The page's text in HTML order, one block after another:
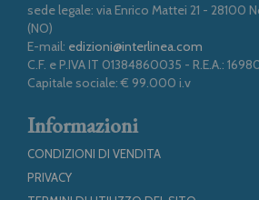
sede legale: via Enrico Mattei 21 - 28100
(NO)
E-mail: edizioni@interlinea.com
C.F. e P.IVA IT 01384860035 - R.E.A.:
Capitale sociale: € 99.000 i.v
Informazioni
CONDIZIONI DI VENDITA
PRIVACY